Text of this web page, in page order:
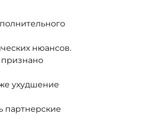
нюансов.
признано
ухудшение
партнерские